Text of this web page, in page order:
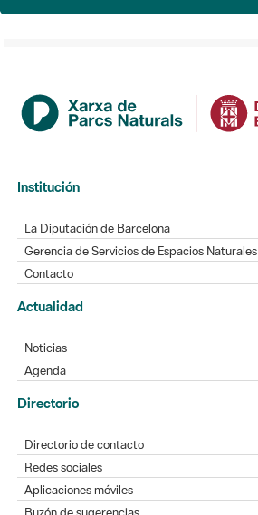
Institución
La Diputación de Barcelona
Gerencia de Servicios de Espacios Naturales
Contacto
Actualidad
Noticias
Agenda
Directorio
Directorio de contacto
Redes sociales
Aplicaciones móviles